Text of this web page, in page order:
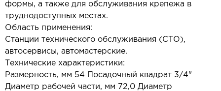
формы, а также для обслуживания крепежа в
труднодоступных местах.
Область применения:
Станции технического обслуживания (СТО),
автосервисы, автомастерские.
Технические характеристики:
Размерность, мм 54 Посадочный квадрат 3/4"
Диаметр рабочей части, мм 72,0 Диаметр